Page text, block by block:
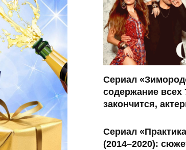
Сериал
содержание всех
закончится,
Сериал
(2014–2020):